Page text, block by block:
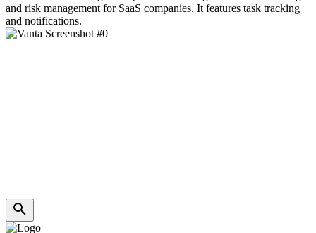
and risk management for SaaS companies. It features task tracking
and notifications.